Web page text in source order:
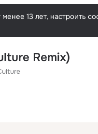
13 лет, настроить
Remix)